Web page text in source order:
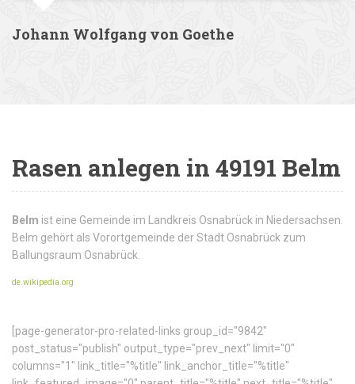
Johann Wolfgang von Goethe
Rasen anlegen in 49191 Belm
Belm ist eine Gemeinde im Landkreis Osnabrück in Niedersachsen.
Belm gehört als Vorortgemeinde der Stadt Osnabrück zum
Ballungsraum Osnabrück.
de.wikipedia.org
[page-generator-pro-related-links group_id="9842"
post_status="publish" output_type="prev_next" limit="0"
columns="1" link_title="%title" link_anchor_title="%title"